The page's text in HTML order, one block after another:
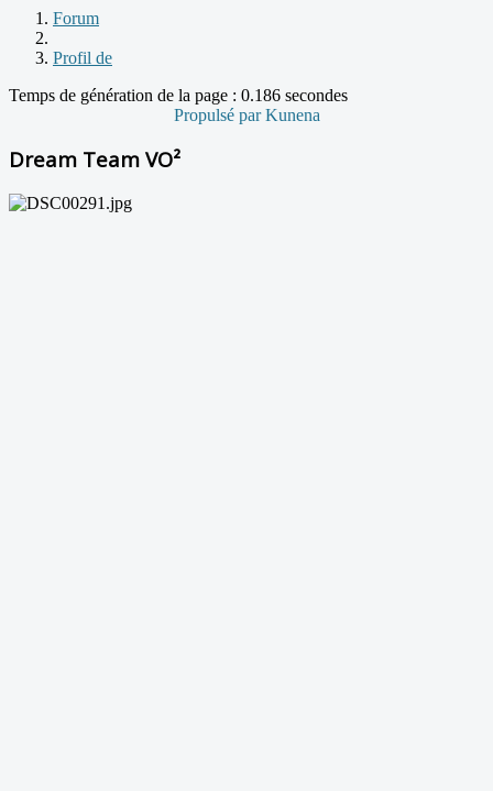
Forum
Profil de
Temps de génération de la page : 0.186 secondes
Propulsé parKunena
Dream Team VO²